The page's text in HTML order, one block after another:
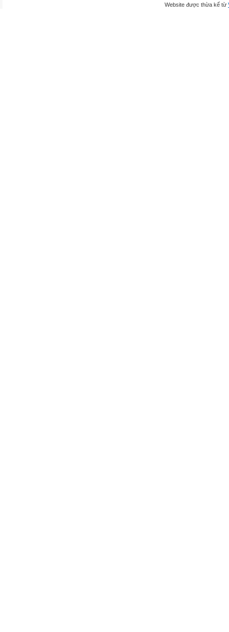
Website được thừa kế từ